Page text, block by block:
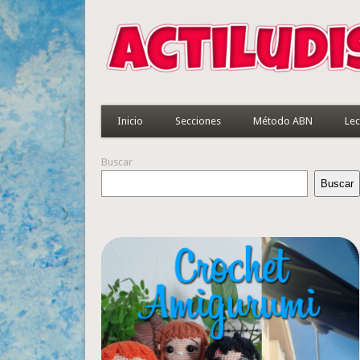
Inicio Secciones Método ABN
Buscar
Buscar